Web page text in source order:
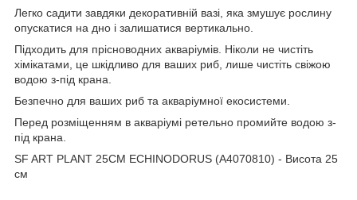
Легко садити завдяки декоративній вазі, яка змушує рослину
опускатися на дно і залишатися вертикально.
Підходить для прісноводних акваріумів. Ніколи не чистіть
хімікатами, це шкідливо для ваших риб, лише чистіть свіжою
водою з-під крана.
Безпечно для ваших риб та акваріумної екосистеми.
Перед розміщенням в акваріумі ретельно промийте водою з-
під крана.
SF ART PLANT 25CM ECHINODORUS (A4070810) - Висота 25
см